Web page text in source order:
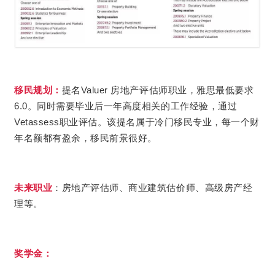
移民规划： 提名Valuer 房地产评估师职业，雅思最低要求
6.0。同时需要毕业后一年高度相关的工作经验，通过
Vetassess职业评估。该提名属于冷门移民专业，每一个财
年名额都有盈余，移民前景很好。
未来职业 ：房地产评估师、商业建筑估价师、高级房产经
理等。
奖学金：